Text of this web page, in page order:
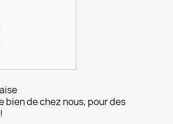
bien de chez nous, pour des